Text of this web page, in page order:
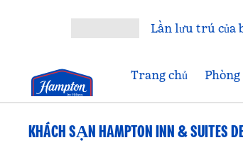
Lần lưu trú của
Trang chủ Phòng
KHÁCH SẠN HAMPTON INN & SUITES